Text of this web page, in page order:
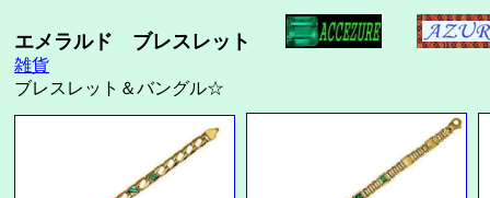
エメラルド ブレスレット
雑貨
ブレスレット＆バングル☆